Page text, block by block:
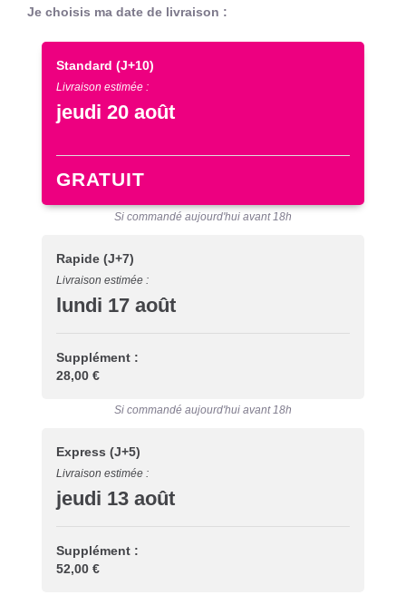
Je choisis ma date de livraison :
Standard (J+10)
Livraison estimée :
jeudi 20 août
GRATUIT
Si commandé aujourd'hui avant 18h
Rapide (J+7)
Livraison estimée :
lundi 17 août
Supplément :
28,00 €
Si commandé aujourd'hui avant 18h
Express (J+5)
Livraison estimée :
jeudi 13 août
Supplément :
52,00 €